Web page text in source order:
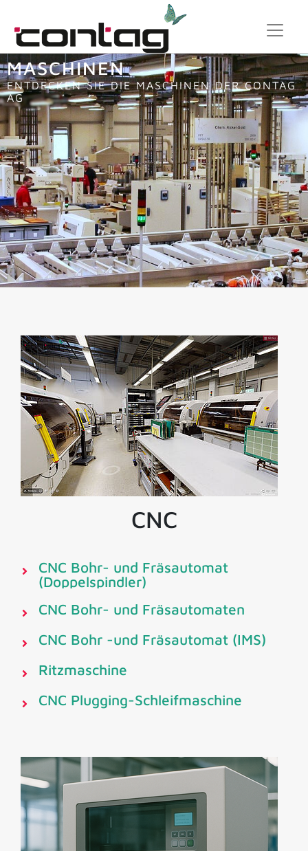
MASCHINEN
ENTDECKEN SIE DIE MASCHINEN DER CONTAG
AG
CNC
CNC Bohr- und Fräsautomat
(Doppelspindler)
CNC Bohr- und Fräsautomaten
CNC Bohr -und Fräsautomat (IMS)
Ritzmaschine
CNC Plugging-Schleifmaschine